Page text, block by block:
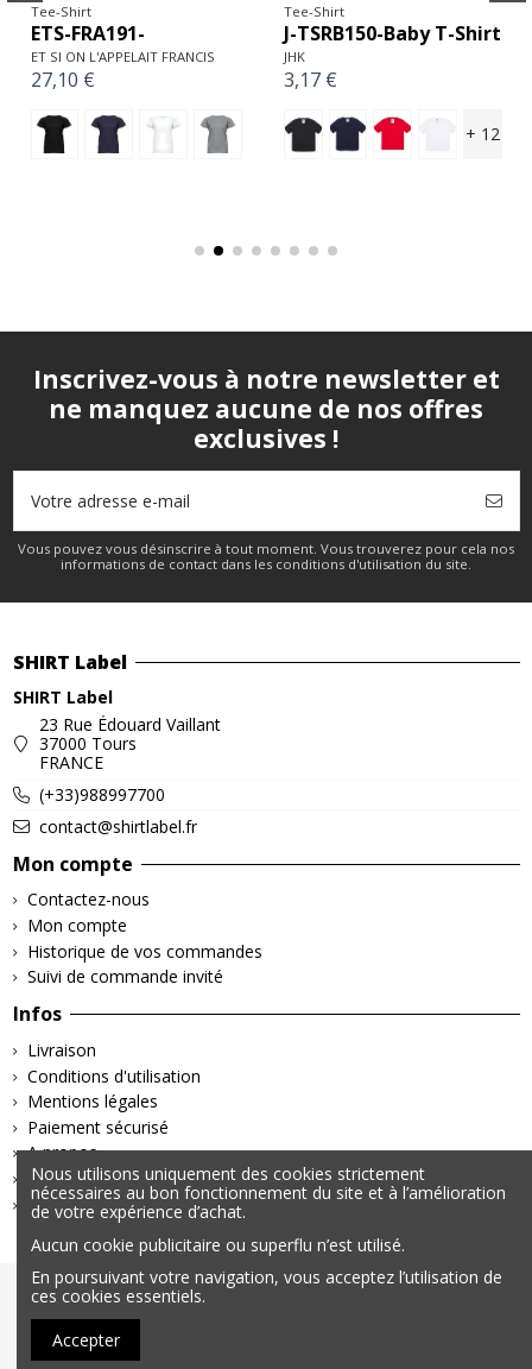
Tee-Shirt
ETS-FRA191-
ET SI ON L'APPELAIT FRANCIS
27,10 €
Tee-Shirt
J-TSRB150-Baby T-Shirt
JHK
3,17 €
+ 12
Inscrivez-vous à notre newsletter et
ne manquez aucune de nos offres
exclusives !
Vous pouvez vous désinscrire à tout moment. Vous trouverez pour cela nos
informations de contact dans les conditions d'utilisation du site.
SHIRT Label
SHIRT Label
23 Rue Édouard Vaillant
37000 Tours
FRANCE
(+33)988997700
contact@shirtlabel.fr
Mon compte
Contactez-nous
Mon compte
Historique de vos commandes
Suivi de commande invité
Infos
Livraison
Conditions d'utilisation
Mentions légales
Paiement sécurisé
A propos
Retours & Remboursements
Politique de confidentialité
© 2025 – Tous droits réservés | Données personnelles &
Nous utilisons uniquement des cookies strictement
nécessaires au bon fonctionnement du site et à l’amélioration
de votre expérience d’achat.
Aucun cookie publicitaire ou superflu n’est utilisé.
En poursuivant votre navigation, vous acceptez l’utilisation de
ces cookies essentiels.
Accepter